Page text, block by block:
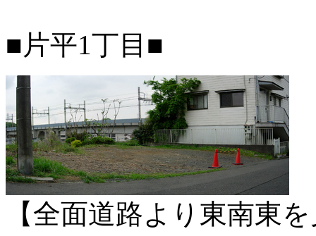
■片平1丁目■
【全面道路より東南東